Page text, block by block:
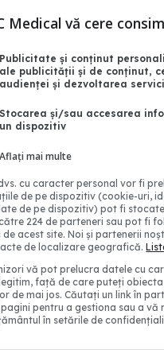
rădăcinoasele
dacă ți-ai ars limba: 9
arsă
Medical vă cere
Publicitate și conținut
ale publicității și de conținut,
audienței și dezvoltarea
Stocarea și/sau accesarea
un dispozitiv
Aflați mai multe
cu caracter personal vor fi
de pe dispozitiv (cookie-uri,
de pe dispozitiv) pot fi
224 de parteneri sau pot fi
de acest site. Noi și partenerii
de localizare geografică.
vă pot prelucra datele cu
față de care puteți
de mai jos. Căutați un link în
pentru a gestiona sau a vă
în setările de